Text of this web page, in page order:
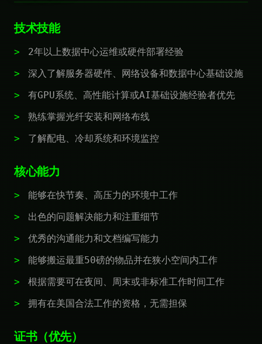
技术技能
2年以上数据中心运维或硬件部署经验
深入了解服务器硬件、网络设备和数据中心基础设施
有GPU系统、高性能计算或AI基础设施经验者优先
熟练掌握光纤安装和网络布线
了解配电、冷却系统和环境监控
核心能力
能够在快节奏、高压力的环境中工作
出色的问题解决能力和注重细节
优秀的沟通能力和文档编写能力
能够搬运最重50磅的物品并在狭小空间内工作
根据需要可在夜间、周末或非标准工作时间工作
拥有在美国合法工作的资格，无需担保
证书（优先）